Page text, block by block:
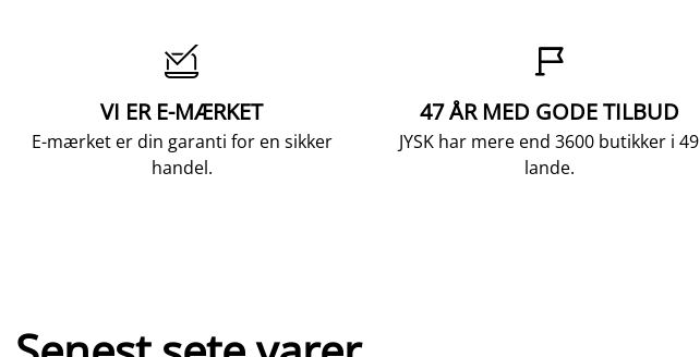

VI ER E-MÆRKET
E-mærket er din garanti for en sikker
handel.

47 ÅR MED GODE TILBUD
JYSK har mere end 3600 butikker i 49
lande.